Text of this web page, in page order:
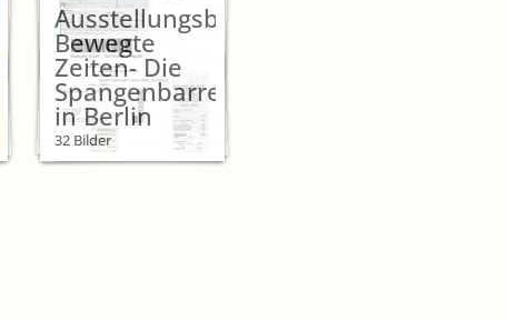
Ausstellungsbesuch
Bewegte
Zeiten- Die
Spangenbarren
in Berlin
32 Bilder